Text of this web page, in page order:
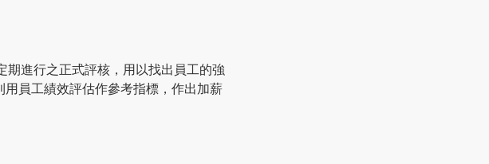
進行之正式評核，用以找出員工的強
員工績效評估作參考指標，作出加薪